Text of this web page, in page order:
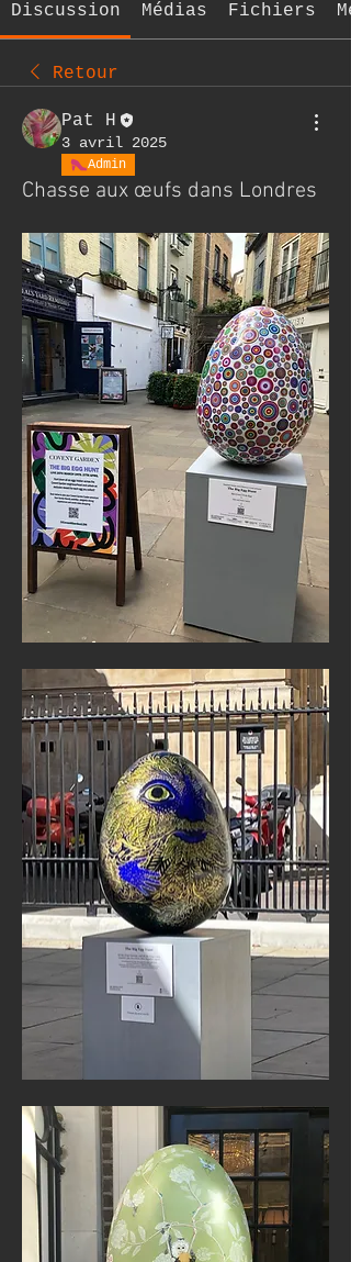
Discussion Médias Fichiers
Retour
Pat H
3 avril 2025
Admin
Chasse aux œufs dans Londres